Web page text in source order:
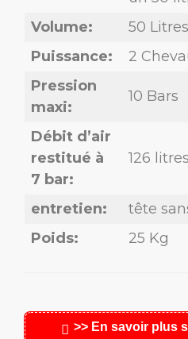
Volume:
50 Litres
Puissance:
2
Pression
maxi:
10 Bars
Débit d’air
restitué à
7 bar:
126
entretien:
tête
Poids:
25 Kg
>> En savoir plus